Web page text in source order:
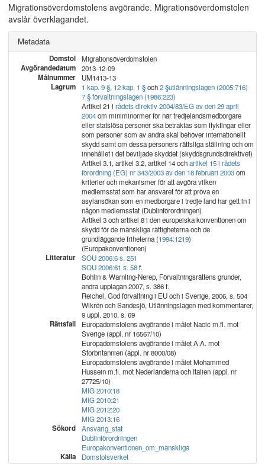
Migrationsöverdomstolens avgörande. Migrationsöverdomstolen
avslår överklagandet.
Metadata
Domstol Migrationsöverdomstolen
Avgörandedatum 2013-12-09
Målnummer UM1413-13
Lagrum 1 kap. 9 §, 12 kap. 1 §och2 §utlänningslagen (2005:716)
7 § förvaltningslagen (1986:223)
Artikel 21 i rådets direktiv 2004/83/EG av den 29 april
2004om miniminormer för när tredjelandsmedborgare
eller statslösa personer ska betraktas som flyktingar eller
som personer som av andra skäl behöver internationellt
skydd samt om dessa personers rättsliga ställning och om
innehållet i det beviljade skyddet (skyddsgrundsdirektivet)
Artikel 3.1, artikel 3.2, artikel 14 ochartikel 15 i rådets
förordning (EG) nr 343/2003 av den 18 februari 2003om
kriterier och mekanismer för att avgöra vilken
medlemsstat som har ansvaret för att pröva en
asylansökan som en medborgare i tredje land har gett in i
någon medlemsstat (Dublinförordningen)
Artikel 3 och artikel 8 i den europeiska konventionen om
skydd för de mänskliga rättigheterna och de
grundläggande friheterna (1994:1219)
(Europakonventionen)
Litteratur
SOU 2006:6 s. 251
SOU 2006:61 s. 58f.
Bohlin & Warnling-Nerep, Förvaltningsrättens grunder,
andra upplagan 2007, s. 386 f.
Reichel, God förvaltning i EU och i Sverige, 2006, s. 504
Wikrén och Sandesjö, Utlänningslagen med kommentarer,
9 uppl. 2010, s. 69
Rättsfall
Europadomstolens avgörande i målet Nacic m.fl. mot
Sverige (appl. nr 16567/10)
Europadomstolens avgörande i målet A.A. mot
Storbritannien (appl. nr 8000/08)
Europadomstolens avgörande i målet Mohammed
Hussein m.fl. mot Nederländerna och Italien (appl. nr
27725/10)
MIG 2010:18
MIG 2010:21
MIG 2012:20
MIG 2013:16
Sökord
Ansvarig_stat
Dublinförordningen
Europakonventionen_om_mänskliga
Källa Domstolsverket